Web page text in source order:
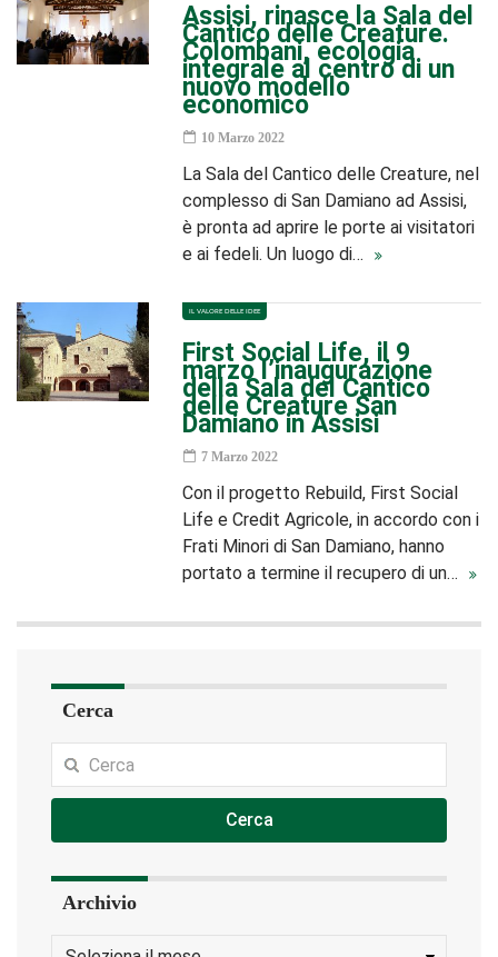
Assisi, rinasce la Sala del
Cantico delle Creature.
Colombani, ecologia
integrale al centro di un
nuovo modello
economico
10 Marzo 2022
La Sala del Cantico delle Creature, nel
complesso di San Damiano ad Assisi,
è pronta ad aprire le porte ai visitatori
e ai fedeli. Un luogo di…
IL VALORE DELLE IDEE
First Social Life, il 9
marzo l’inaugurazione
della Sala del Cantico
delle Creature San
Damiano in Assisi
7 Marzo 2022
Con il progetto Rebuild, First Social
Life e Credit Agricole, in accordo con i
Frati Minori di San Damiano, hanno
portato a termine il recupero di un…
Cerca
Cerca
Archivio